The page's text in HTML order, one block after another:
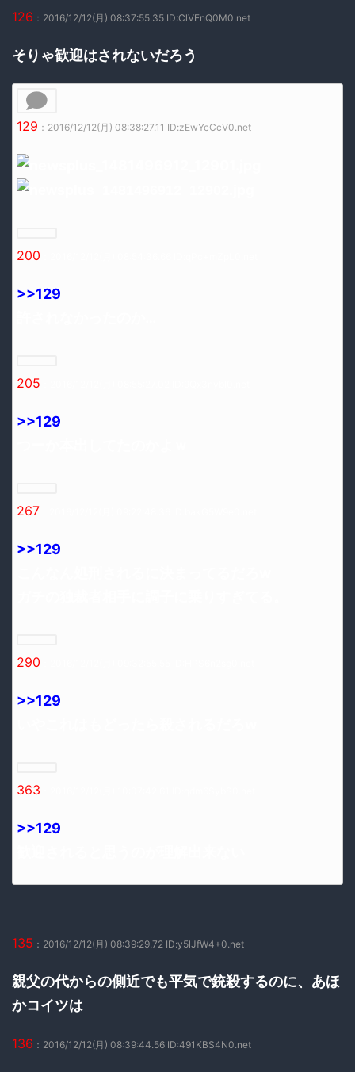
126 ：2016/12/12(月) 08:37:55.35 ID:ClVEnQ0M0.net
そりゃ歓迎はされないだろう
129 ：2016/12/12(月) 08:38:27.11 ID:zEwYcCcV0.net
200
>>129
205
>>129
267
>>129
290
>>129
363
>>129
135 ：2016/12/12(月) 08:39:29.72 ID:y5lJfW4+0.net
親父の代からの側近でも平気で銃殺するのに、あほ
かコイツは
136 ：2016/12/12(月) 08:39:44.56 ID:491KBS4N0.net